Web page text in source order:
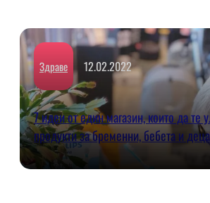
Здраве 12.02.2022
7 идеи от един магазин, които да те
продукти за бременни, бебета и деца